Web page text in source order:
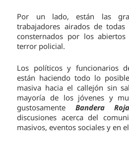
Por un lado, están las
trabajadores airados de todas
consternados por los
terror policial.
Los políticos y funcionarios
están haciendo todo lo
masiva hacia el callejón sin
mayoría de los jóvenes y
gustosamente Bandera Roja
discusiones acerca del
masivos, eventos sociales y en